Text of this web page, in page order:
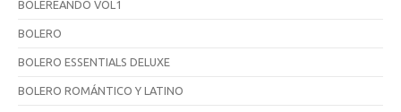
BOLEREANDO VOL1
BOLERO
BOLERO ESSENTIALS DELUXE
BOLERO ROMÁNTICO Y LATINO